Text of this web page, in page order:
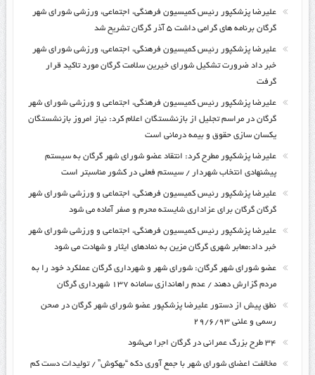
علیرضا پزشکپور رئیس کمیسیون فرهنگی، اجتماعی، ورزشی شورای شهر
گرگان برنامه های گرامی داشت ۵ آذر گرگان تشریح شد
علیرضا پزشکپور رئیس کمیسیون فرهنگی، اجتماعی، ورزشی شورای شهر
خبر داد ضرورت تشکیل شورای خیرین سلامت گرگان مورد تاکید قرار
گرفت
علیرضا پزشکپور رئیس کمیسیون فرهنگی، اجتماعی و ورزشی شورای شهر
گرگان در مراسم تجلیل از بازنشستگان اعلام کرد: نیاز امروز بازنشستگان
یکسان سازی حقوق و بیمه درمانی است
علیرضا پزشکپور مطرح کرد: انتقاد عضو شورای شهر گرگان به سیستم
پیشنهادی انتخاب شهردار / سیستم فعلی در کشور مناسبتر است
علیرضا پزشکپور رئیس کمیسیون فرهنگی، اجتماعی و ورزشی شورای شهر
گرگان گرگان برای عزاداری شایسته محرم و صفر آماده می شود
علیرضا پزشکپور رئیس کمیسیون فرهنگی، اجتماعی و ورزشی شورای شهر
خبر داد:معابر شهری گرگان مزین به نمادهای ایثار و شهادت می شود
عضو شورای شهر گرگان: شورای شهر و شهرداری گرگان عملکرد خود را به
مردم گزارش دهند / عدم راه‎اندازی سامانه ۱۳۷ شهرداری گرگان
نطق پیش از دستور علیرضا پزشکپور عضو شورای شهر گرگان در صحن
رسمی و علنی ۲۹/۶/۹۳
۳۴ طرح بزرگ عمرانی در گرگان اجرا می‌شود
مخالفت اعضای شورای شهر با جمع آوری دکه “بهکوش” / تولیدات دست کم